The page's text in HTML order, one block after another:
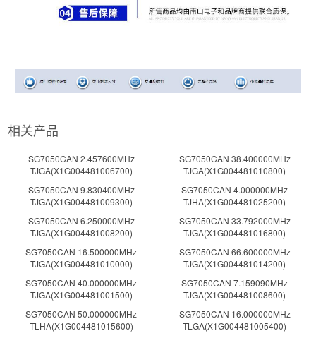
相关产品
SG7050CAN 2.457600MHz
TJGA(X1G004481006700)
SG7050CAN 38.400000MHz
TJGA(X1G004481010800)
SG7050CAN 9.830400MHz
TJGA(X1G004481009300)
SG7050CAN 4.000000MHz
TJHA(X1G004481025200)
SG7050CAN 6.250000MHz
TJGA(X1G004481008200)
SG7050CAN 33.792000MHz
TJGA(X1G004481016800)
SG7050CAN 16.500000MHz
TJGA(X1G004481010000)
SG7050CAN 66.600000MHz
TJGA(X1G004481014200)
SG7050CAN 40.000000MHz
TJGA(X1G004481001500)
SG7050CAN 7.159090MHz
TJGA(X1G004481008600)
SG7050CAN 50.000000MHz
TLHA(X1G004481015600)
SG7050CAN 16.000000MHz
TLGA(X1G004481005400)